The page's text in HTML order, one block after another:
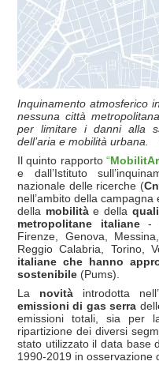
Inquinamento atmosferico
nessuna città
per limitare i danni alla
dell’aria e mobilità urbana.
Il quinto rapporto “
e dall’Istituto
nazionale delle ricerche (
nell’ambito della
della mobilitàe della
metropolitane italiane-
Firenze, Genova,
Reggio Calabria, Torino,
italiane che hanno
sostenibile (Pums).
La novitàintrodotta
emissioni di gas serra
emissioni totali, sia per
ripartizione dei diversi
stato utilizzato il data base
1990-2019 in osservazione